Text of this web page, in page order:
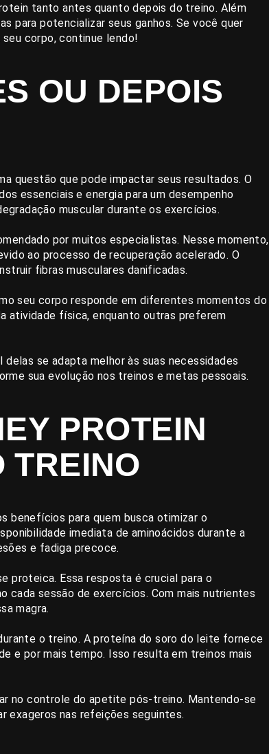
tanto antes quanto depois do treino. Além
para potencializar seus ganhos. Se você quer
corpo, continue lendo!
OU DEPOIS
questão que pode impactar seus resultados. O
essenciais e energia para um desempenho
muscular durante os exercícios.
por muitos especialistas. Nesse momento,
ao processo de recuperação acelerado. O
fibras musculares danificadas.
seu corpo responde em diferentes momentos do
atividade física, enquanto outras preferem
se adapta melhor às suas necessidades
sua evolução nos treinos e metas pessoais.
PROTEIN
TREINO
benefícios para quem busca otimizar o
imediata de aminoácidos durante a
e fadiga precoce.
proteica. Essa resposta é crucial para o
cada sessão de exercícios. Com mais nutrientes
magra.
o treino. A proteína do soro do leite fornece
e por mais tempo. Isso resulta em treinos mais
no controle do apetite pós-treino. Mantendo-se
exageros nas refeições seguintes.